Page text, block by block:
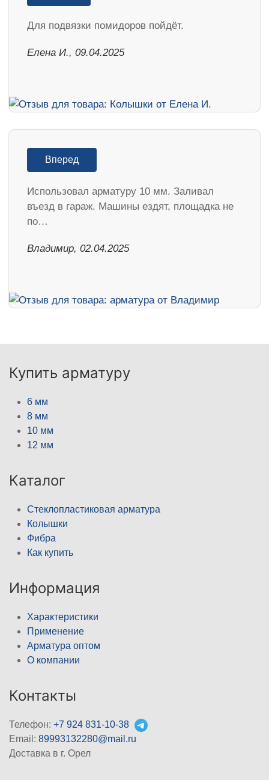
Для подвязки помидоров пойдёт.
Елена И., 09.04.2025
Вперед
Использовал арматуру 10 мм. Заливал
въезд в гараж. Машины ездят, площадка не
по…
Владимир, 02.04.2025
Купить арматуру
6 мм
8 мм
10 мм
12 мм
Каталог
Стеклопластиковая арматура
Колышки
Фибра
Как купить
Информация
Характеристики
Применение
Арматура оптом
О компании
Контакты
Телефон: +7 924 831-10-38
Email: 89993132280@mail.ru
Доставка в г. Орел